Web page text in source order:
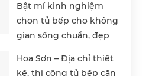
Bật mí kinh nghiệm
chọn tủ bếp cho không
gian sống chuẩn, đẹp
Hoa Sơn – Địa chỉ thiết
kế, thi công tủ bếp căn